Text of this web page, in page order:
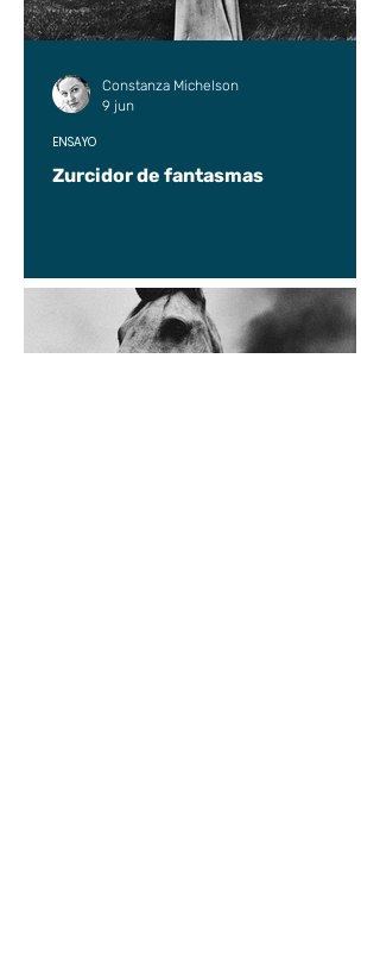
Zurcidor de fantasmas
ENSAYO
Constanza Michelson
9 jun